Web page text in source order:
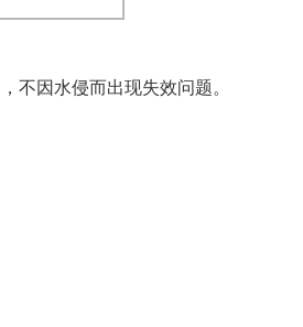
不因水侵而出现失效问题。